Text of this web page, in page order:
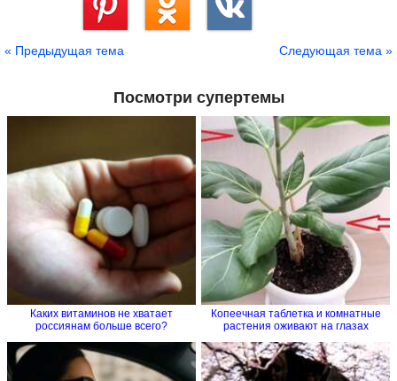
« Предыдущая тема Следующая тема »
Посмотри супертемы
Каких витаминов не хватает
россиянам больше всего?
Копеечная таблетка и комнатные
растения оживают на глазах